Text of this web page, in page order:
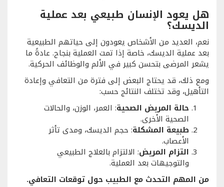
هل يعود الإنسان طبيعي بعد عملية
الديسك؟
نعم، العديد من الأشخاص يعودون إلى حياتهم الطبيعية
بعد عملية الديسك، خاصة إذا تمت العملية بنجاح. عادةً ما
يشعر المرضى بتحسن كبير في الألم والوظائف الحركية.
ومع ذلك، قد يحتاج البعض إلى فترة من التعافي وإعادة
التأهيل، وقد تختلف النتائج حسب:
حالة المريض الصحية: العمر، الوزن، والحالات
الصحية الأخرى.
طبيعة المشكلة: حجم الديسك، ومدى تأثر
الأعصاب.
التزام المريض: الالتزام بالعلاج الطبيعي
والتوجيهات بعد العملية.
من المهم التحدث مع الطبيب حول توقعات التعافي.